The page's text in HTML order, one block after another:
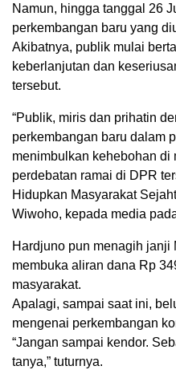
Namun, hingga tanggal 26
perkembangan baru yang
Akibatnya, publik mulai
keberlanjutan dan
tersebut.
“Publik, miris dan prihatin
perkembangan baru dalam
menimbulkan kehebohan di
perdebatan ramai di DPR
Hidupkan Masyarakat
Wiwoho, kepada media
Hardjuno pun menagih janji
membuka aliran dana Rp
masyarakat.
Apalagi, sampai saat ini,
mengenai perkembangan
“Jangan sampai kendor.
tanya,” tuturnya.